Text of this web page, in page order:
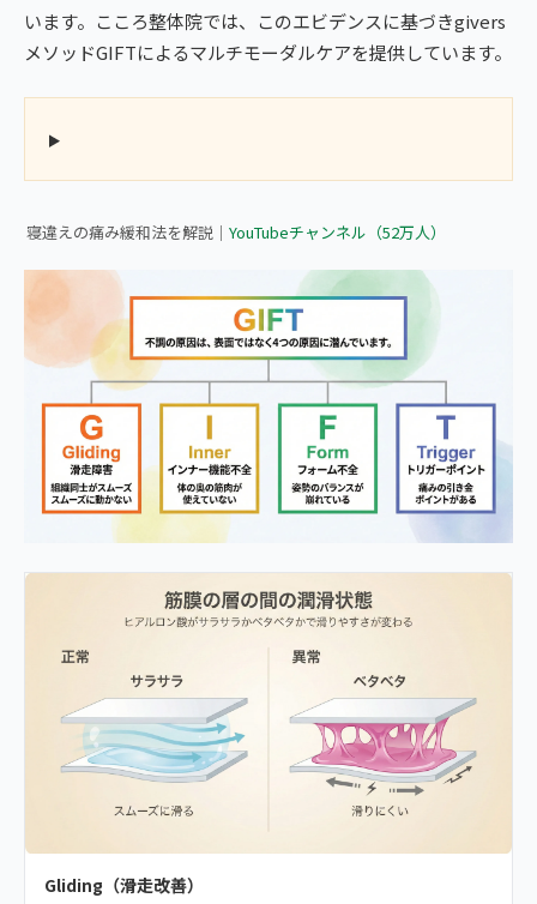
います。こころ整体院では、このエビデンスに基づきgivers
メソッドGIFTによるマルチモーダルケアを提供しています。
▶ 首の寝違いによる痛みをすぐに緩和する方法｜こころ整体院
寝違えの痛み緩和法を解説｜ YouTubeチャンネル（52万人）
Gliding（滑走改善）